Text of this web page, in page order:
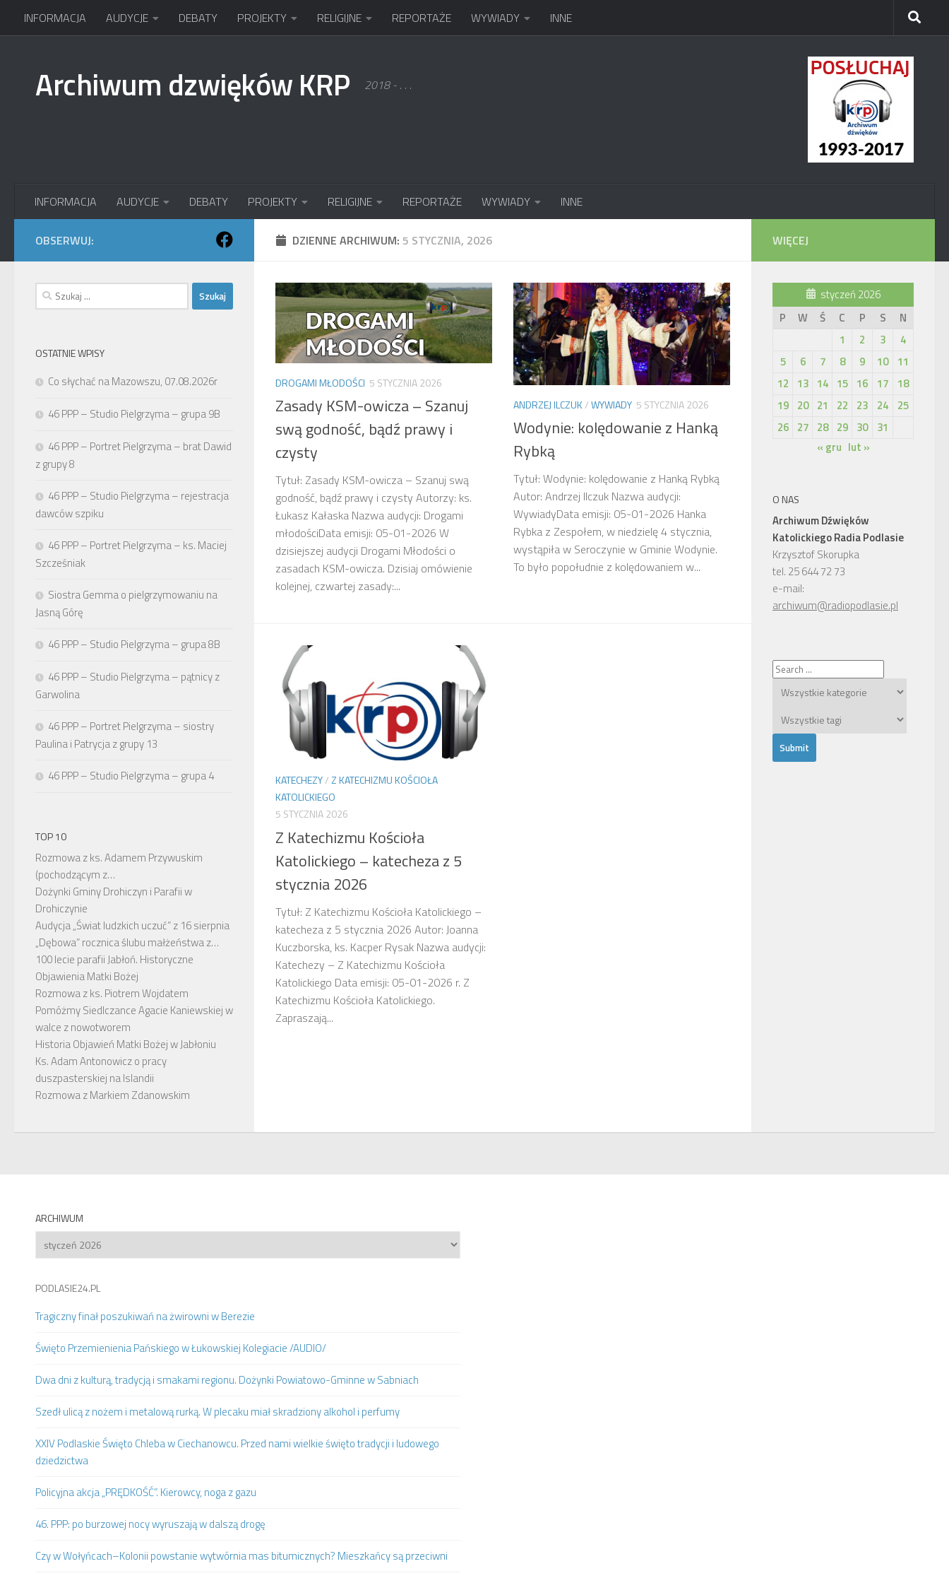
Przejdź do treści
INFORMACJA AUDYCJE DEBATY PROJEKTY RELIGIJNE REPORTAŻE WYWIADY INNE
Archiwum dzwięków KRP 2018 - . . .
INFORMACJA AUDYCJE DEBATY PROJEKTY RELIGIJNE REPORTAŻE WYWIADY INNE
DZIENNE ARCHIWUM: 5 STYCZNIA, 2026
DROGAMI MŁODOŚCI 5 STYCZNIA 2026
Zasady KSM-owicza – Szanuj
swą godność, bądź prawy i
czysty
Tytuł: Zasady KSM-owicza – Szanuj swą
godność, bądź prawy i czysty Autorzy: ks.
Łukasz Kałaska Nazwa audycji: Drogami
młodościData emisji: 05-01-2026 W
dzisiejszej audycji Drogami Młodości o
zasadach KSM-owicza. Dzisiaj omówienie
kolejnej, czwartej zasady:...
ANDRZEJ ILCZUK/WYWIADY 5 STYCZNIA 2026
Wodynie: kolędowanie z Hanką
Rybką
Tytuł: Wodynie: kolędowanie z Hanką Rybką
Autor: Andrzej Ilczuk Nazwa audycji:
WywiadyData emisji: 05-01-2026 Hanka
Rybka z Zespołem, w niedzielę 4 stycznia,
wystąpiła w Seroczynie w Gminie Wodynie.
To było popołudnie z kolędowaniem w...
KATECHEZY/Z KATECHIZMU KOŚCIOŁA
KATOLICKIEGO
5 STYCZNIA 2026
Z Katechizmu Kościoła
Katolickiego – katecheza z 5
stycznia 2026
Tytuł: Z Katechizmu Kościoła Katolickiego –
katecheza z 5 stycznia 2026 Autor: Joanna
Kuczborska, ks. Kacper Rysak Nazwa audycji:
Katechezy – Z Katechizmu Kościoła
Katolickiego Data emisji: 05-01-2026 r. Z
Katechizmu Kościoła Katolickiego.
Zapraszają...
OBSERWUJ:
Szukaj:
OSTATNIE WPISY
Co słychać na Mazowszu, 07.08.2026r
46 PPP – Studio Pielgrzyma – grupa 9B
46 PPP – Portret Pielgrzyma – brat Dawid
z grupy 8
46 PPP – Studio Pielgrzyma – rejestracja
dawców szpiku
46 PPP – Portret Pielgrzyma – ks. Maciej
Szcześniak
Siostra Gemma o pielgrzymowaniu na
Jasną Górę
46 PPP – Studio Pielgrzyma – grupa 8B
46 PPP – Studio Pielgrzyma – pątnicy z
Garwolina
46 PPP – Portret Pielgrzyma – siostry
Paulina i Patrycja z grupy 13
46 PPP – Studio Pielgrzyma – grupa 4
TOP 10
Rozmowa z ks. Adamem Przywuskim
(pochodzącym z…
Dożynki Gminy Drohiczyn i Parafii w
Drohiczynie
Audycja „Świat ludzkich uczuć” z 16 sierpnia
„Dębowa” rocznica ślubu małżeństwa z…
100 lecie parafii Jabłoń. Historyczne
Objawienia Matki Bożej
Rozmowa z ks. Piotrem Wojdatem
Pomóżmy Siedlczance Agacie Kaniewskiej w
walce z nowotworem
Historia Objawień Matki Bożej w Jabłoniu
Ks. Adam Antonowicz o pracy
duszpasterskiej na Islandii
Rozmowa z Markiem Zdanowskim
WIĘCEJ
styczeń 2026
P
W Ś C P S
N
1
2 3
4
5
6 7 8 9 10
11
12
13 14 15 16 17
18
19 20 21 22 23 24
25
26 27 28 29 30
31
« gru lut »
O NAS
Archiwum Dźwięków
Katolickiego Radia Podlasie
Krzysztof Skorupka
tel. 25 644 72 73
e-mail:
archiwum@radiopodlasie.pl
ARCHIWUM
Archiwum
PODLASIE24.PL
Tragiczny finał poszukiwań na żwirowni w Berezie
Święto Przemienienia Pańskiego w Łukowskiej Kolegiacie /AUDIO/
Dwa dni z kulturą, tradycją i smakami regionu. Dożynki Powiatowo-Gminne w Sabniach
Szedł ulicą z nożem i metalową rurką. W plecaku miał skradziony alkohol i perfumy
XXIV Podlaskie Święto Chleba w Ciechanowcu. Przed nami wielkie święto tradycji i ludowego
dziedzictwa
Policyjna akcja „PRĘDKOŚĆ”. Kierowcy, noga z gazu
46. PPP: po burzowej nocy wyruszają w dalszą drogę
Czy w Wołyńcach–Kolonii powstanie wytwórnia mas bitumicznych? Mieszkańcy są przeciwni